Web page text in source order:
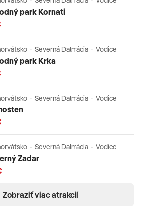
park Kornati
· Severná Dalmácia · Vodice
park Krka
· Severná Dalmácia · Vodice
· Severná Dalmácia · Vodice
Zadar
Zobraziť viac atrakcií